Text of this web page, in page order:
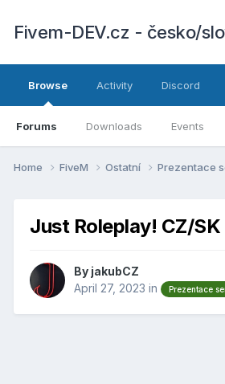
Fivem-DEV.cz - česko/
Browse
Forums Downloads Events
Activity Discord
Home FiveM Ostatní Prezentace
Just Roleplay! CZ/SK
By jakubCZ
April 27, 2023 in Prezentace